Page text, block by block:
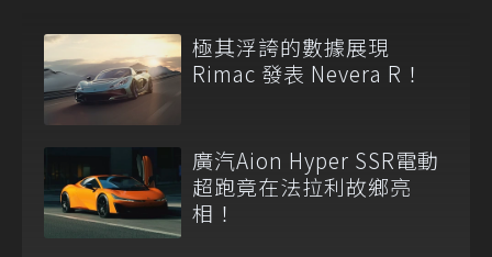
極其浮誇的數據展現
Rimac 發表 Nevera R！
廣汽Aion Hyper SSR電動
超跑竟在法拉利故鄉亮
相！